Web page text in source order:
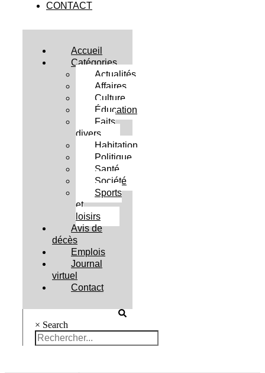
CONTACT
Accueil
Catégories
Actualités
Affaires
Culture
Éducation
Faits
divers
Habitation
Politique
Santé
Société
Sports
et
loisirs
Avis de
décès
Emplois
Journal
virtuel
Contact
× Search